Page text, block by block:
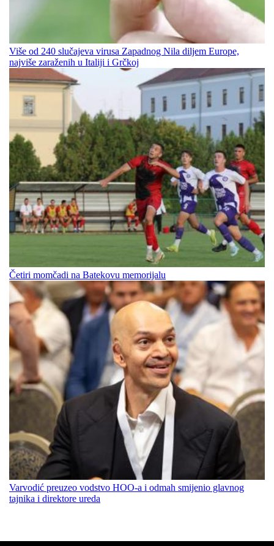
Više od 240 slučajeva virusa Zapadnog Nila diljem Europe,
najviše zaraženih u Italiji i Grčkoj
Četiri momčadi na Batekovu memorijalu
Varvodić preuzeo vodstvo HOO-a i odmah smijenio glavnog
tajnika i direktore ureda